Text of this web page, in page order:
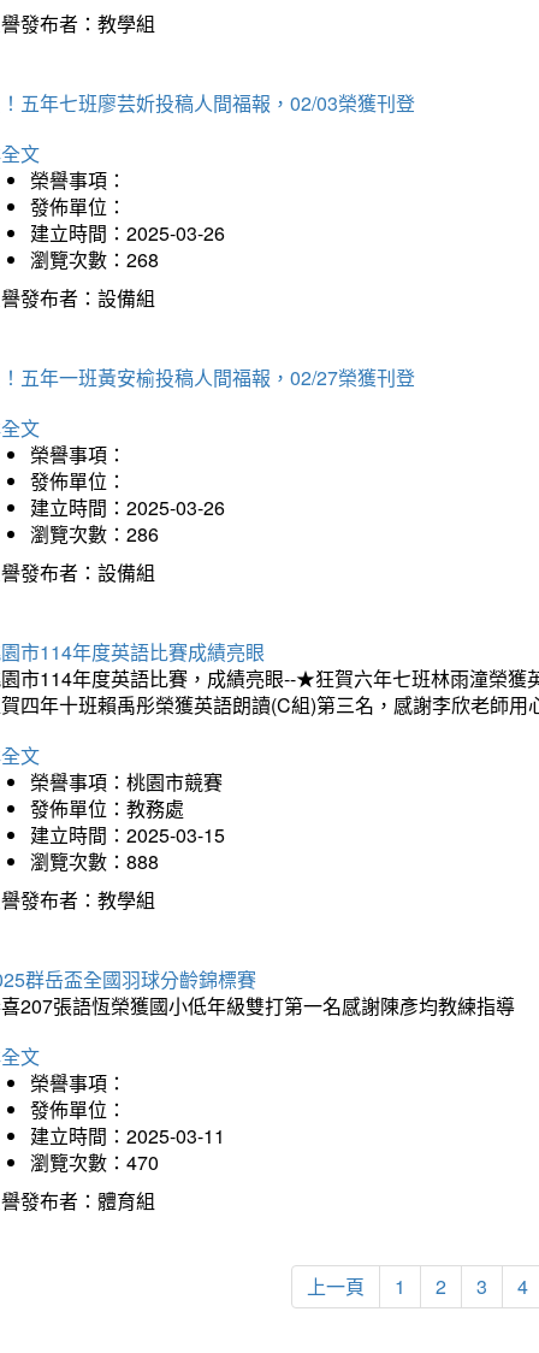
發布者：教學組
五年七班廖芸妡投稿人間福報，02/03榮獲刊登
文
榮譽事項：
發佈單位：
建立時間：2025-03-26
瀏覽次數：268
發布者：設備組
五年一班黃安榆投稿人間福報，02/27榮獲刊登
文
榮譽事項：
發佈單位：
建立時間：2025-03-26
瀏覽次數：286
發布者：設備組
市114年度英語比賽成績亮眼
市114年度英語比賽，成績亮眼--★狂賀六年七班林雨潼榮
四年十班賴禹彤榮獲英語朗讀(C組)第三名，感謝李欣老師
文
榮譽事項：桃園市競賽
發佈單位：教務處
建立時間：2025-03-15
瀏覽次數：888
發布者：教學組
群岳盃全國羽球分齡錦標賽
207張語恆榮獲國小低年級雙打第一名感謝陳彥均教練指導
文
榮譽事項：
發佈單位：
建立時間：2025-03-11
瀏覽次數：470
發布者：體育組
上一頁 1 2 3 4